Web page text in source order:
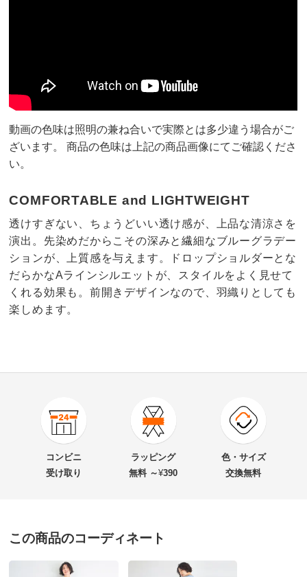
動画の色味は照明の兼ね合いで実際とは多少違う場合がご
ざいます。 商品の色味は上記の商品画像にてご確認くださ
い。
COMFORTABLE and LIGHTWEIGHT
透けすぎない、ちょうどいい透け感が、上品な清涼さを
演出。先染めだからこその深みと繊細なブルーグラデー
ションが、上質感を与えます。ドロップショルダーとな
だらかなAラインシルエットが、スタイルをよく見せて
くれる効果も。前開きデザインなので、羽織りとしても
楽しめます。
商品番号
※お届け先が同じであれば複数個ご購入いただいても¥880です。
★★★★★
★★★★★
★★
★★★
岡山県 60代以上女性 身長 : 162cm
コンビニ
受け取り
ラッピング
無料 ～¥390
色・サイズ
交換無料
この商品のコーディネート